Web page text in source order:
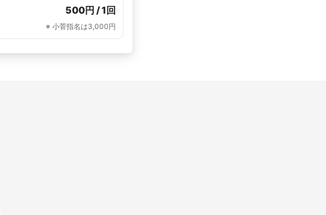
500円 / 1回
※ 小菅指名は3,000円